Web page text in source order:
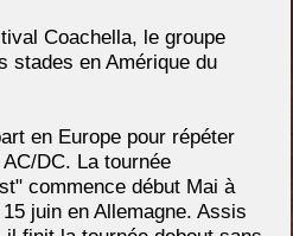
Coachella, le groupe
stades en Amérique du
en Europe pour répéter
DC. La tournée
commence début Mai à
juin en Allemagne. Assis